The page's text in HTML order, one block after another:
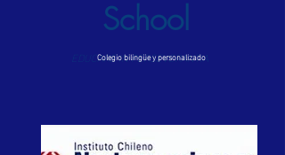
School
EDUCARE IN PERSEVERANTIA
Colegio bilingüe y personalizado